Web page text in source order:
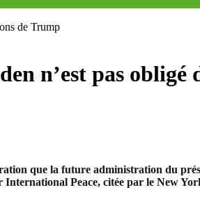
de Trump
n’est pas obligé
que la future administration du
Peace, citée par le New